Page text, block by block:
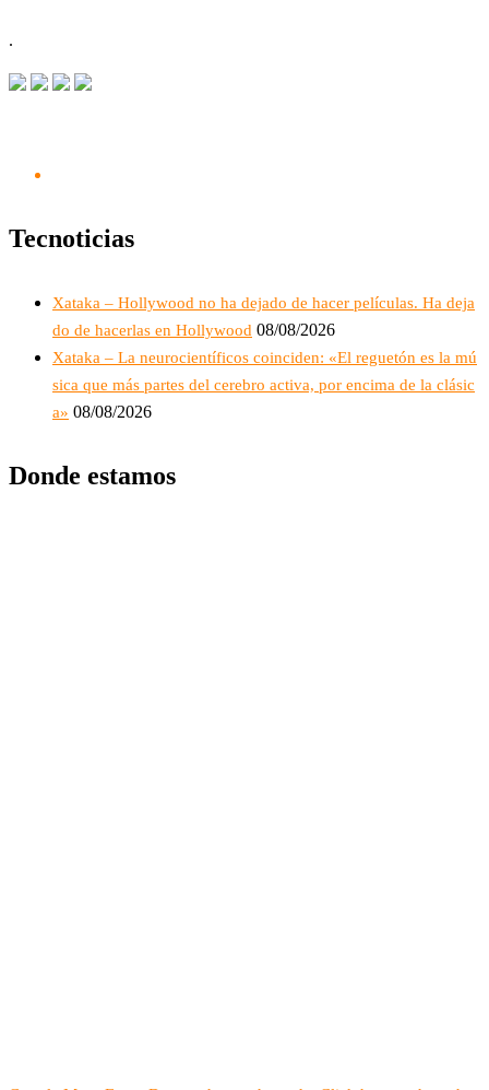
.
Tecnoticias
Xataka – Hollywood no ha dejado de hacer películas. Ha deja
do de hacerlas en Hollywood 08/08/2026
Xataka – La neurocientíficos coinciden: «El reguetón es la mú
sica que más partes del cerebro activa, por encima de la clásic
a» 08/08/2026
Donde estamos